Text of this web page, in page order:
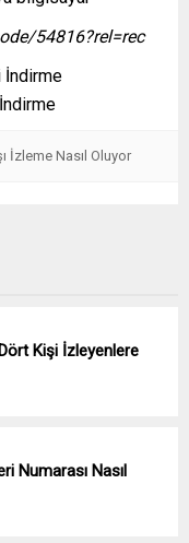
54816?rel=rec
İzleme Nasıl Oluyor
Kişi İzleyenlere
Numarası Nasıl